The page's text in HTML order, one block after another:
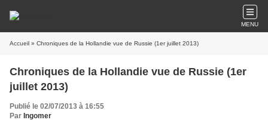
MENU
Accueil » Chroniques de la Hollandie vue de Russie (1er juillet 2013)
Chroniques de la Hollandie vue de Russie (1er
juillet 2013)
Publié le 02/07/2013 à 16:55
Par Ingomer